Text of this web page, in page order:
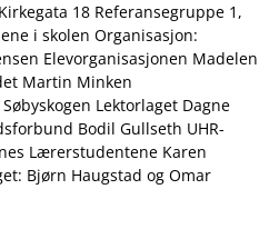
18 Referansegruppe 1,
i skolen Organisasjon:
Elevorganisasjonen Madelen
Martin Minken
Lektorlaget Dagne
Bodil Gullseth UHR-
Lærerstudentene Karen
Bjørn Haugstad og Omar